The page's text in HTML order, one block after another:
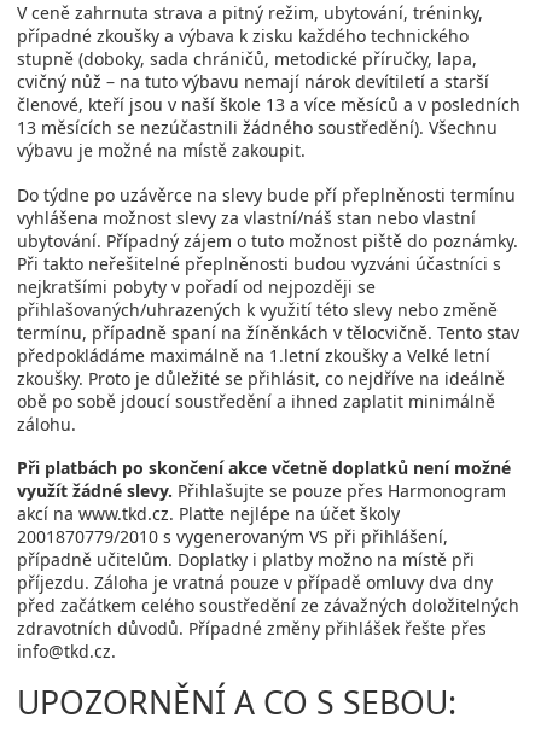
V ceně zahrnuta strava a pitný režim, ubytování, tréninky,
případné zkoušky a výbava k zisku každého technického
stupně (doboky, sada chráničů, metodické příručky, lapa,
cvičný nůž – na tuto výbavu nemají nárok devítiletí a starší
členové, kteří jsou v naší škole 13 a více měsíců a v posledních
13 měsících se nezúčastnili žádného soustředění). Všechnu
výbavu je možné na místě zakoupit.
Do týdne po uzávěrce na slevy bude pří přeplněnosti termínu
vyhlášena možnost slevy za vlastní/náš stan nebo vlastní
ubytování. Případný zájem o tuto možnost piště do poznámky.
Při takto neřešitelné přeplněnosti budou vyzváni účastníci s
nejkratšími pobyty v pořadí od nejpozději se
přihlašovaných/uhrazených k využití této slevy nebo změně
termínu, případně spaní na žíněnkách v tělocvičně. Tento stav
předpokládáme maximálně na 1.letní zkoušky a Velké letní
zkoušky. Proto je důležité se přihlásit, co nejdříve na ideálně
obě po sobě jdoucí soustředění a ihned zaplatit minimálně
zálohu.
Při platbách po skončení akce včetně doplatků není možné
využít žádné slevy. Přihlašujte se pouze přes Harmonogram
akcí na www.tkd.cz. Plaťte nejlépe na účet školy
2001870779/2010 s vygenerovaným VS při přihlášení,
případně učitelům. Doplatky i platby možno na místě při
příjezdu. Záloha je vratná pouze v případě omluvy dva dny
před začátkem celého soustředění ze závažných doložitelných
zdravotních důvodů. Případné změny přihlášek řešte přes
info@tkd.cz.
UPOZORNĚNÍ A CO S SEBOU: